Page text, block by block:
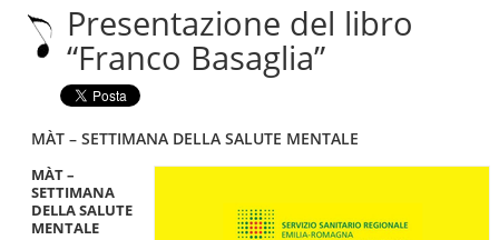
Salta
navigazione
Presentazione del libro
“Franco Basaglia”
MÀT – SETTIMANA DELLA SALUTE MENTALE
MÀT –
SETTIMANA
DELLA SALUTE
MENTALE